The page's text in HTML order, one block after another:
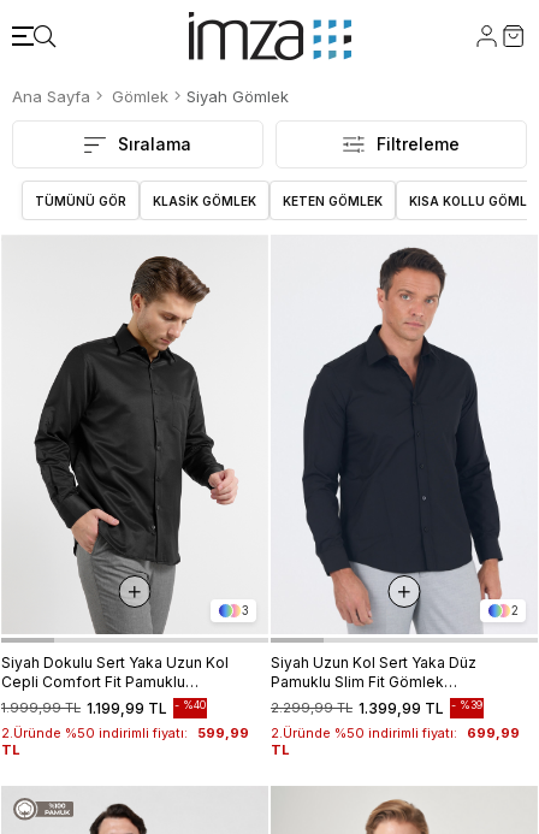
Ana Sayfa Gömlek Siyah Gömlek
Filtreleme
Sıralama
TÜMÜNÜ GÖR KLASİK GÖMLEK KETEN GÖMLEK KISA KOLLU
3
Siyah Dokulu Sert Yaka Uzun Kol
Cepli Comfort Fit Pamuklu
Gömlek 1004255269
1.199,99 TL
1.999,99 TL %40
2.Üründe %50 indirimli fiyatı:
599,99
TL
2
Siyah Uzun Kol Sert Yaka Düz
Pamuklu Slim Fit Gömlek
10042600571.399,99 TL
2.299,99 TL %39
2.Üründe %50 indirimli fiyatı:
699,99
TL